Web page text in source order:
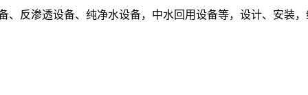
反渗透设备、纯净水设备，中水回用设备等，设计、安装，